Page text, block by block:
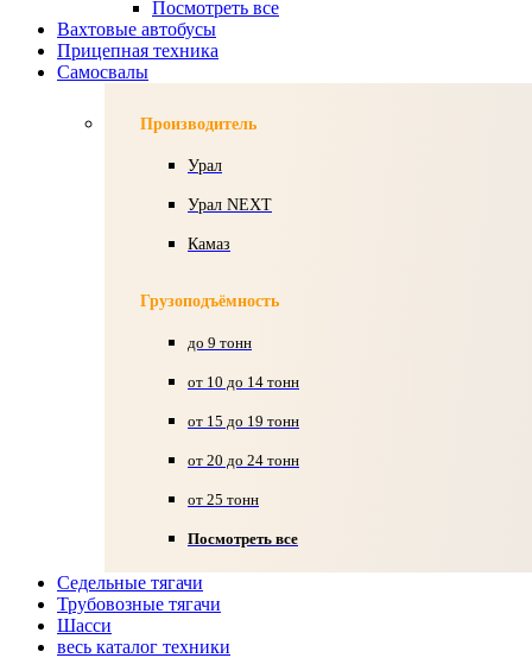
Посмотреть все
Вахтовые автобусы
Прицепная техника
Самосвалы
Производитель
Урал
Урал NEXT
Камаз
Грузоподъёмность
до 9 тонн
от 10 до 14 тонн
от 15 до 19 тонн
от 20 до 24 тонн
от 25 тонн
Посмотреть все
Седельные тягачи
Трубовозные тягачи
Шасси
весь каталог техники